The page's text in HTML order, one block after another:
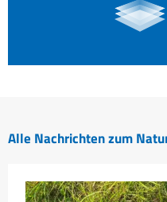
Alle Nachrichten zum